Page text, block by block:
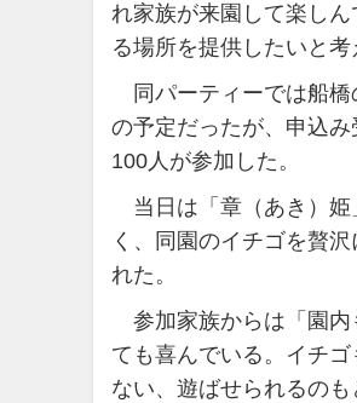
れ家族が来園して楽し
る場所を提供したいと考
同パーティーでは船橋
の予定だったが、申込
100人が参加した。
当日は「章（あき）姫
く、同園のイチゴを贅
れた。
参加家族からは「園内
ても喜んでいる。イチ
ない、遊ばせられるのも